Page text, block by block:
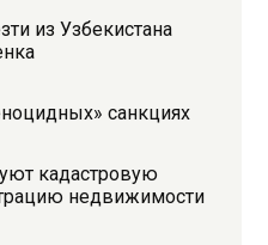
из Узбекистана
санкциях
кадастровую
недвижимости